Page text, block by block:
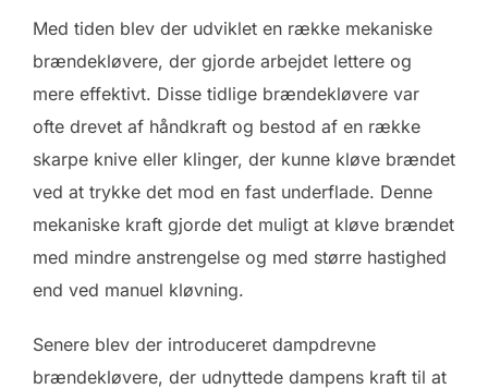
Med tiden blev der udviklet en række mekaniske
brændekløvere, der gjorde arbejdet lettere og
mere effektivt. Disse tidlige brændekløvere var
ofte drevet af håndkraft og bestod af en række
skarpe knive eller klinger, der kunne kløve brændet
ved at trykke det mod en fast underflade. Denne
mekaniske kraft gjorde det muligt at kløve brændet
med mindre anstrengelse og med større hastighed
end ved manuel kløvning.
Senere blev der introduceret dampdrevne
brændekløvere, der udnyttede dampens kraft til at